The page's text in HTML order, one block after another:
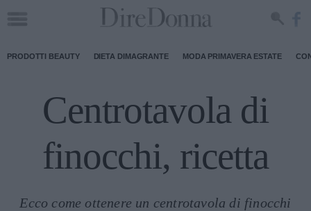
PRODOTTI BEAUTY DIETA DIMAGRANTE MODA PRIMAVERA ESTATE
Centrotavola di
finocchi, ricetta
Ecco come ottenere un centrotavola di finocchi